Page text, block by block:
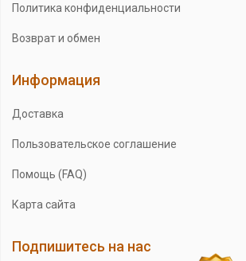
Политика конфиденциальности
Возврат и обмен
Информация
Доставка
Пользовательское соглашение
Помощь (FAQ)
Карта сайта
Подпишитесь на нас